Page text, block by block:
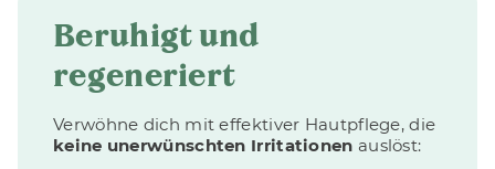
Beruhigt und
regeneriert
Verwöhne dich mit effektiver Hautpflege, die
keine unerwünschten Irritationen auslöst: